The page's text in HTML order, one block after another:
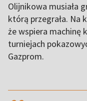
Olijnikowa musiała
którą przegrała. Na
że wspiera machinę
turniejach
Gazprom.
,,